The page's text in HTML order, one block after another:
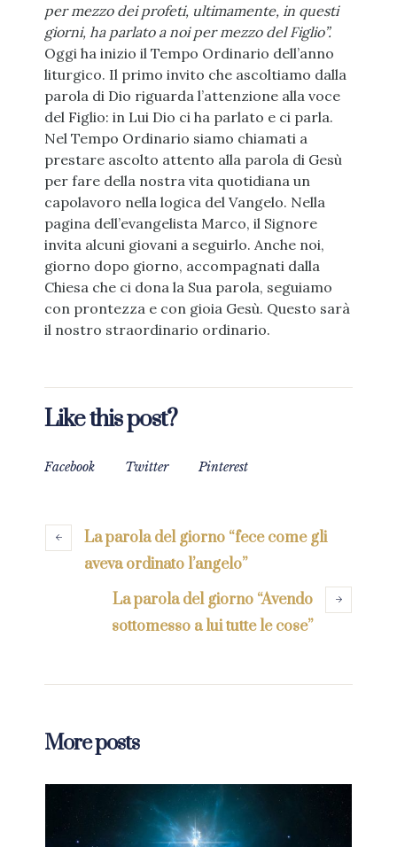
per mezzo dei profeti, ultimamente, in questi
giorni, ha parlato a noi per mezzo del Figlio”.
Oggi ha inizio il Tempo Ordinario dell’anno
liturgico. Il primo invito che ascoltiamo dalla
parola di Dio riguarda l’attenzione alla voce
del Figlio: in Lui Dio ci ha parlato e ci parla.
Nel Tempo Ordinario siamo chiamati a
prestare ascolto attento alla parola di Gesù
per fare della nostra vita quotidiana un
capolavoro nella logica del Vangelo. Nella
pagina dell’evangelista Marco, il Signore
invita alcuni giovani a seguirlo. Anche noi,
giorno dopo giorno, accompagnati dalla
Chiesa che ci dona la Sua parola, seguiamo
con prontezza e con gioia Gesù. Questo sarà
il nostro straordinario ordinario.
Like this post?
Facebook Twitter Pinterest
La parola del giorno “fece come gli
aveva ordinato l’angelo”
La parola del giorno “Avendo
sottomesso a lui tutte le cose”
More posts